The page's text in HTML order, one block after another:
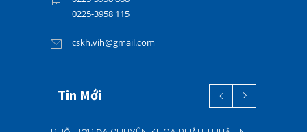
0225-3958 115
cskh.vih@gmail.com
Tin Mới